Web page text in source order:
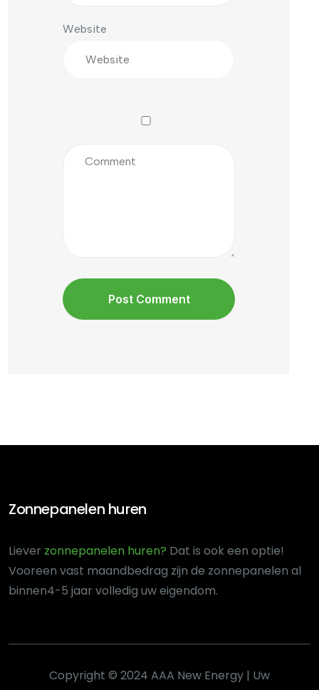
Website
Zonnepanelen huren
Liever zonnepanelen huren? Dat is ook een optie!
Vooreen vast maandbedrag zijn de zonnepanelen al
binnen4-5 jaar volledig uw eigendom.
Copyright © 2024 AAA New Energy | Uw